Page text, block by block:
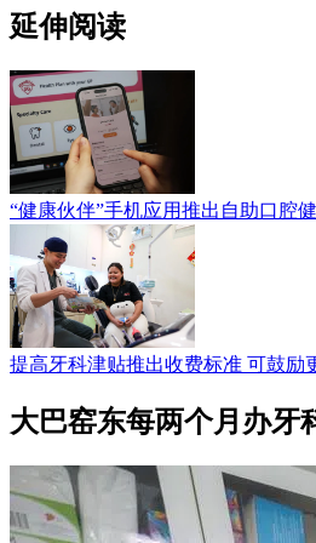
延伸阅读
“健康伙伴”手机应用推出自助口腔
提高牙科津贴推出收费标准 可鼓励
大巴窑东每两个月办牙